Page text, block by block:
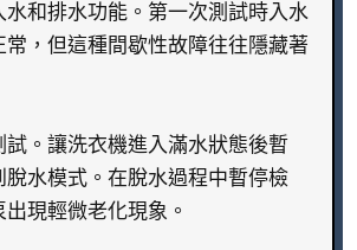
水和排水功能。第一次測試時入水
，但這種間歇性故障往往隱藏著
試。讓洗衣機進入滿水狀態後暫
脫水模式。在脫水過程中暫停檢
現輕微老化現象。